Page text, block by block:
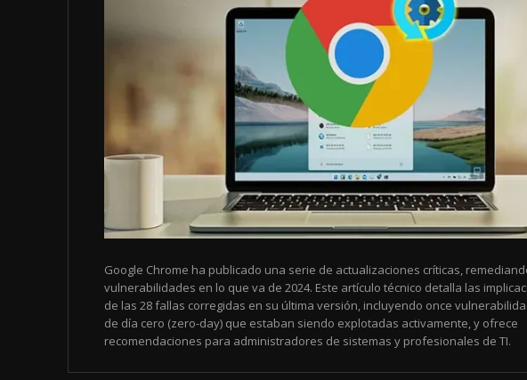
Google Chrome ha publicado una serie de actualizaciones críticas,
vulnerabilidades en lo que va de 2024. Este artículo técnico detalla las
de las 28 fallas corregidas en su última versión, incluyendo once
de día cero (zero-day) que estaban siendo explotadas activamente, y ofrece
recomendaciones para administradores de sistemas y profesionales de TI.